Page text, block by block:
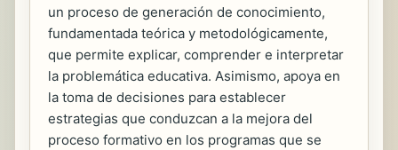
un proceso de generación de conocimiento,
fundamentada teórica y metodológicamente,
que permite explicar, comprender e interpretar
la problemática educativa. Asimismo, apoya en
la toma de decisiones para establecer
estrategias que conduzcan a la mejora del
proceso formativo en los programas que se